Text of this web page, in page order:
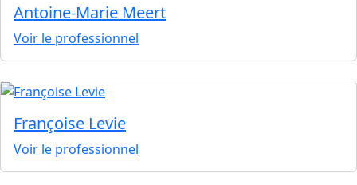
Antoine-Marie Meert
Voir le professionnel
Françoise Levie
Voir le professionnel